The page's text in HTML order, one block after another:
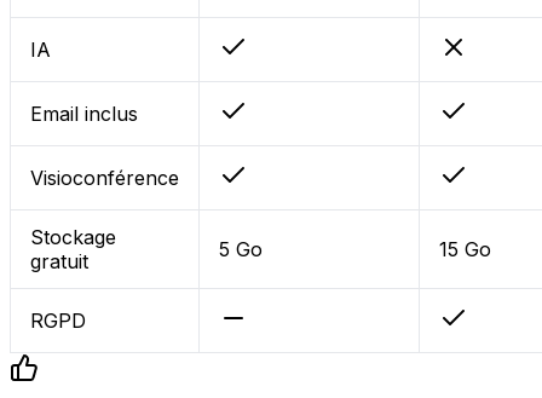
IA
Email inclus
Visioconférence
Stockage
gratuit
5 Go 15 Go
RGPD